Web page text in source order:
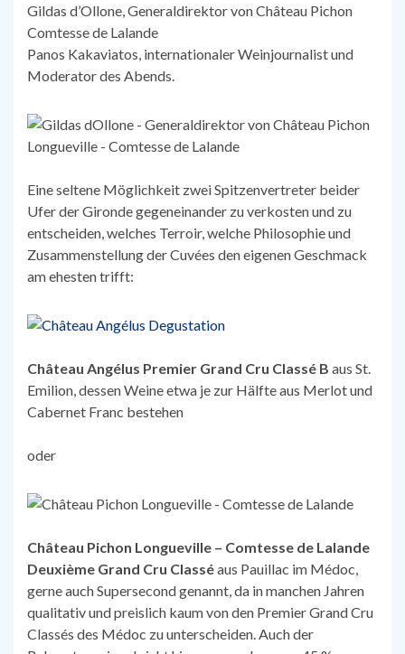
Gildas d’Ollone, Generaldirektor von Château Pichon
Comtesse de Lalande
Panos Kakaviatos, internationaler Weinjournalist und
Moderator des Abends.
Eine seltene Möglichkeit zwei Spitzenvertreter beider
Ufer der Gironde gegeneinander zu verkosten und zu
entscheiden, welches Terroir, welche Philosophie und
Zusammenstellung der Cuvées den eigenen Geschmack
am ehesten trifft:
Château Angélus Premier Grand Cru Classé B aus St.
Emilion, dessen Weine etwa je zur Hälfte aus Merlot und
Cabernet Franc bestehen
oder
Château Pichon Longueville – Comtesse de Lalande
Deuxième Grand Cru Classéaus Pauillac im Médoc,
gerne auch Supersecond genannt, da in manchen Jahren
qualitativ und preislich kaum von den Premier Grand Cru
Classés des Médoc zu unterscheiden. Auch der